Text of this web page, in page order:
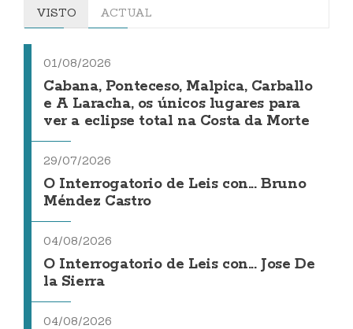
VISTO ACTUAL
01/08/2026
Cabana, Ponteceso, Malpica, Carballo
e A Laracha, os únicos lugares para
ver a eclipse total na Costa da Morte
29/07/2026
O Interrogatorio de Leis con... Bruno
Méndez Castro
04/08/2026
O Interrogatorio de Leis con... Jose De
la Sierra
04/08/2026